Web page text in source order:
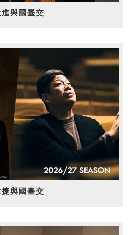
與國臺交
與國臺交